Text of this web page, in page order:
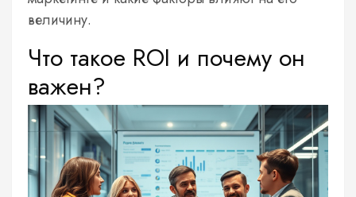
величину.
Что такое ROI и почему он
важен?